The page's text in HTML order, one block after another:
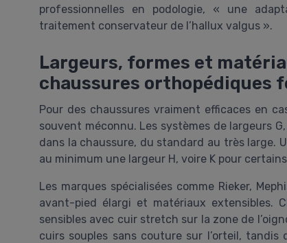
professionnelles en podologie, « une
traitement conservateur de l’hallux valgus ».
Largeurs, formes et
chaussures orthopédiques
Pour des chaussures vraiment efficaces en
souvent méconnu. Les systèmes de largeurs
dans la chaussure, du standard au très large.
au minimum une largeur H, voire K pour
Les marques spécialisées comme Rieker,
avant-pied élargi et matériaux extensibles.
sensibles avec cuir stretch sur la zone de
cuirs souples sans couture sur l’orteil,